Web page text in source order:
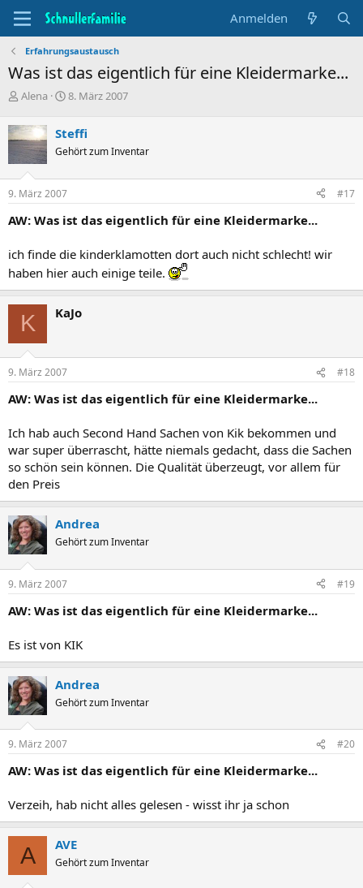
Anmelden
Erfahrungsaustausch
Was ist das eigentlich für eine Kleidermarke...
T
e
m
e
n
s
t
r
e
r
Alena
B
i
n
d
u
8. März 2007
Steffi
Gehört zum Inventar
9. März 2007 #17
AW: Was ist das eigentlich für eine Kleidermarke...
ich finde die kinderklamotten dort auch nicht schlecht! wir
haben hier auch einige teile.
K KaJo
9. März 2007 #18
AW: Was ist das eigentlich für eine Kleidermarke...
Ich hab auch Second Hand Sachen von Kik bekommen und
war super überrascht, hätte niemals gedacht, dass die Sachen
so schön sein können. Die Qualität überzeugt, vor allem für
den Preis
Andrea
Gehört zum Inventar
9. März 2007 #19
AW: Was ist das eigentlich für eine Kleidermarke...
Es ist von KIK
Andrea
Gehört zum Inventar
9. März 2007 #20
AW: Was ist das eigentlich für eine Kleidermarke...
Verzeih, hab nicht alles gelesen - wisst ihr ja schon
A AVE
Gehört zum Inventar